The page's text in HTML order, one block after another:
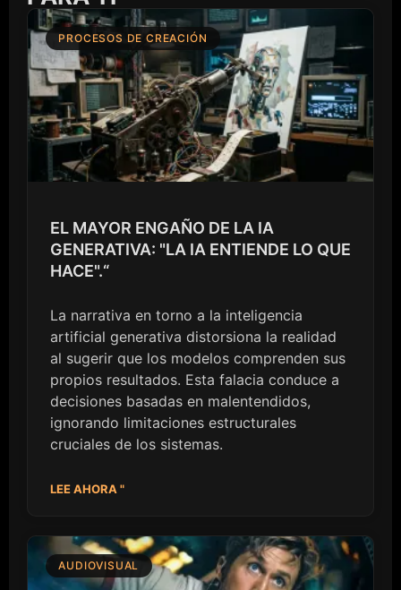
PROCESOS DE CREACIÓN
EL MAYOR ENGAÑO DE LA IA
GENERATIVA: "LA IA ENTIENDE LO QUE
HACE".“
La narrativa en torno a la inteligencia
artificial generativa distorsiona la realidad
al sugerir que los modelos comprenden sus
propios resultados. Esta falacia conduce a
decisiones basadas en malentendidos,
ignorando limitaciones estructurales
cruciales de los sistemas.
LEE AHORA "
AUDIOVISUAL